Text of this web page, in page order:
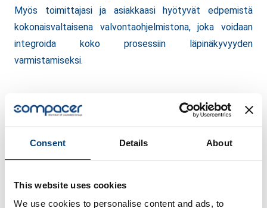
Consent Details About
This website uses cookies
We use cookies to personalise content and ads, to
Myös toimittajasi ja asiakkaasi hyötyvät edpemistä
kokonaisvaltaisena valvontaohjelmistona, joka voidaan
integroida koko prosessiin läpinäkyvyyden
varmistamiseksi.
5 edpemin etua